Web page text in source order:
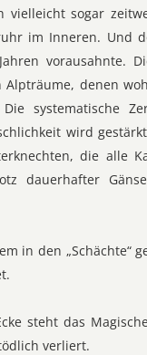
vielleicht sogar
im Inneren. Und
vorausahnte.
Alpträume, denen
Die systematische
wird
die alle
dauerhafter
in den „Schächte“
steht das
verliert.